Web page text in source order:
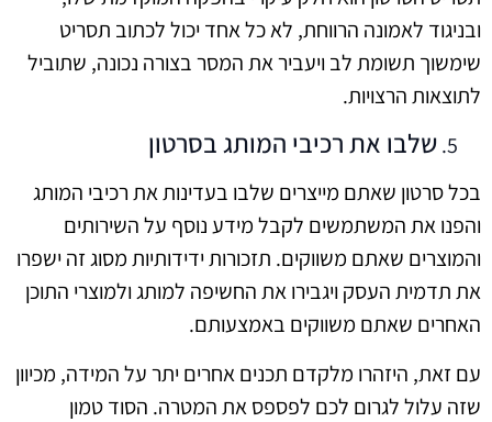
ובניגוד לאמונה הרווחת, לא כל אחד יכול לכתוב תסריט
שימשוך תשומת לב ויעביר את המסר בצורה נכונה, שתוביל
לתוצאות הרצויות.
שלבו את רכיבי המותג בסרטון
בכל סרטון שאתם מייצרים שלבו בעדינות את רכיבי המותג
והפנו את המשתמשים לקבל מידע נוסף על השירותים
והמוצרים שאתם משווקים. תזכורות ידידותיות מסוג זה ישפרו
את תדמית העסק ויגבירו את החשיפה למותג ולמוצרי התוכן
האחרים שאתם משווקים באמצעותם.
עם זאת, היזהרו מלקדם תכנים אחרים יתר על המידה, מכיוון
שזה עלול לגרום לכם לפספס את המטרה. הסוד טמון